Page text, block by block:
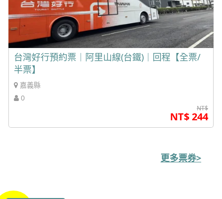
台灣好行預約票｜阿里山線(台鐵)｜回程【全票/
半票】
嘉義縣
0
NT$
NT$ 244
更多票券